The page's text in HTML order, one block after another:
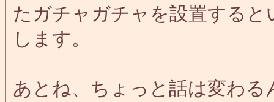
たガチャガチャを設置する
します。
あとね、ちょっと話は変わ